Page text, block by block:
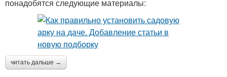
понадобятся следующие материалы:
читать дальше →